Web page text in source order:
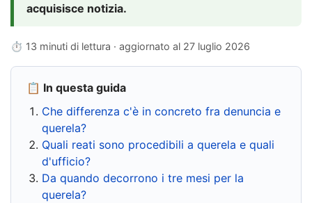
acquisisce notizia.
⏱ 13 minuti di lettura · aggiornato al 27 luglio 2026
📋 In questa guida
Che differenza c'è in concreto fra denuncia e
querela?
Quali reati sono procedibili a querela e quali
d'ufficio?
Da quando decorrono i tre mesi per la
querela?